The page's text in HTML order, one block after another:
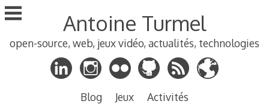
Aller
au
principal
Antoine Turmel
open-source, web, jeux vidéo, actualités, technologies
Blog Jeux Activités